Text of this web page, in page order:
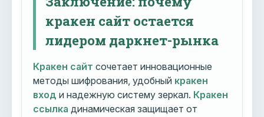
кракен сайт остается
лидером даркнет-рынка
Кракен сайт сочетает инновационные
методы шифрования, удобный кракен
вход и надежную систему зеркал. Кракен
ссылка динамическая защищает от